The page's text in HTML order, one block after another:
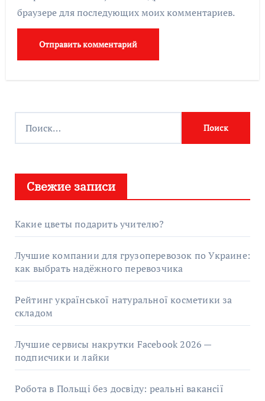
браузере для последующих моих комментариев.
Свежие записи
Какие цветы подарить учителю?
Лучшие компании для грузоперевозок по Украине:
как выбрать надёжного перевозчика
Рейтинг української натуральної косметики за
складом
Лучшие сервисы накрутки Facebook 2026 —
подписчики и лайки
Робота в Польщі без досвіду: реальні вакансії